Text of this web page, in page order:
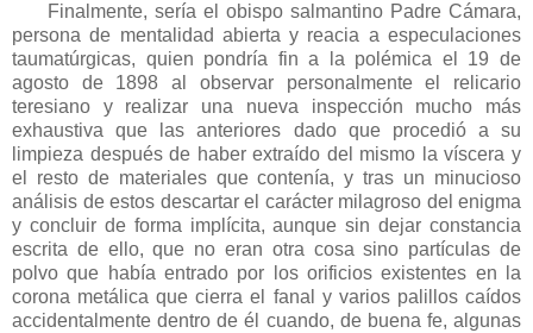
Finalmente, sería el obispo salmantino Padre Cámara,
persona de mentalidad abierta y reacia a especulaciones
taumatúrgicas, quien pondría fin a la polémica el 19 de
agosto de 1898 al observar personalmente el relicario
teresiano y realizar una nueva inspección mucho más
exhaustiva que las anteriores dado que procedió a su
limpieza después de haber extraído del mismo la víscera y
el resto de materiales que contenía, y tras un minucioso
análisis de estos descartar el carácter milagroso del enigma
y concluir de forma implícita, aunque sin dejar constancia
escrita de ello, que no eran otra cosa sino partículas de
polvo que había entrado por los orificios existentes en la
corona metálica que cierra el fanal y varios palillos caídos
accidentalmente dentro de él cuando, de buena fe, algunas